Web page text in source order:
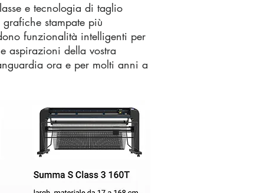
e tecnologia di taglio
stampate più
funzionalità intelligenti per
aspirazioni della vostra
ora e per molti anni a